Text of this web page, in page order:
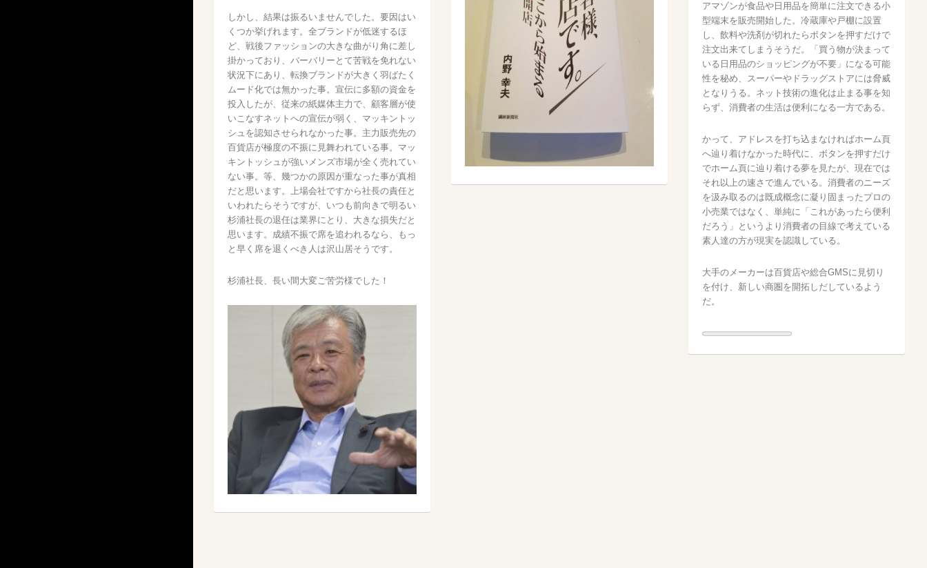
しかし、結果は振るいませんでした。要因はい
くつか挙げれます。全ブランドが低迷するほ
ど、戦後ファッションの大きな曲がり角に差し
掛かっており、バーバリーとて苦戦を免れない
状況下にあり、転換ブランドが大きく羽ばたく
ムード化では無かった事。宣伝に多額の資金を
投入したが、従来の紙媒体主力で、顧客層が使
いこなすネットへの宣伝が弱く、マッキントッ
シュを認知させられなかった事。主力販売先の
百貨店が極度の不振に見舞われている事。マッ
キントッシュが強いメンズ市場が全く売れてい
ない事。等、幾つかの原因が重なった事が真相
だと思います。上場会社ですから社長の責任と
いわれたらそうですが、いつも前向きで明るい
杉浦社長の退任は業界にとり、大きな損失だと
思います。成績不振で席を追われるなら、もっ
と早く席を退くべき人は沢山居そうです。
杉浦社長、長い間大変ご苦労様でした！
アマゾンが食品や日用品を簡単に注文できる小
型端末を販売開始した。冷蔵庫や戸棚に設置
し、飲料や洗剤が切れたらボタンを押すだけで
注文出来てしまうそうだ。「買う物が決まって
いる日用品のショッピングが不要」になる可能
性を秘め、スーパーやドラッグストアには脅威
となりうる。ネット技術の進化は止まる事を知
らず、消費者の生活は便利になる一方である。
かって、アドレスを打ち込まなければホーム頁
へ辿り着けなかった時代に、ボタンを押すだけ
でホーム頁に辿り着ける夢を見たが、現在では
それ以上の速さで進んでいる。消費者のニーズ
を汲み取るのは既成概念に凝り固まったプロの
小売業ではなく、単純に「これがあったら便利
だろう」というより消費者の目線で考えている
素人達の方が現実を認識している。
大手のメーカーは百貨店や総合GMSに見切り
を付け、新しい商圏を開拓しだしているよう
だ。